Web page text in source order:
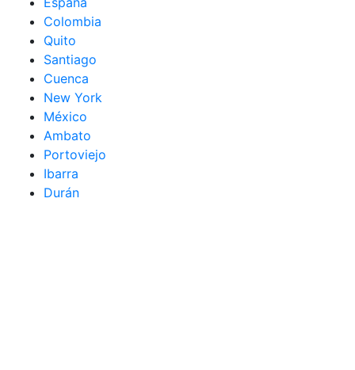
Colombia
Quito
Santiago
Cuenca
New York
México
Ambato
Portoviejo
Ibarra
Durán